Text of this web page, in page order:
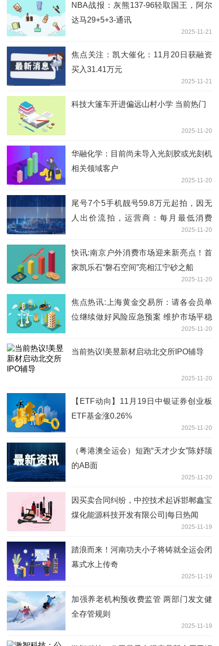
NBA战报：灰熊137-96轻取国王，阿尔
达马29+5+3-通讯
2025-11-21
焦点关注：凯大催化：11月20日获融资
买入31.41万元
2025-11-21
科技大篷车开进偏远山村小学 当前热门
2025-11-20
华融化学：目前尚未导入光刻胶或光刻机
相关领域客户
2025-11-20
尾号7个5手机靓号59.8万元起拍，因无
人出价流拍，运营商：每月最低消费
2025-11-20
快讯:南京户外消费市场迎来新亮点！首
家凯乐石“磐石空间”亮相江宁砂之船
2025-11-20
焦点热讯:上海黄金交易所：请各会员单
位继续做好风险应急预案 维护市场平稳
2025-11-20
当前热议!美昱新材启动北交所IPO辅导
2025-11-20
【ETF动向】11月19日中银证券创业板
ETF基金涨0.26%
2025-11-20
（粤港澳全运会）短跑“天才少女”陈妤颉
的AB面
2025-11-20
因买卖合同纠纷，中控技术起诉邯郸鑫宝
煤化能源科技开发有限公司|每日热闻
2025-11-19
踏浪而来！河南功夫小子将铸就全运会闭
幕式水上传奇
2025-11-19
加强养老机构预收费监管 两部门发文健
全存管规则
2025-11-19